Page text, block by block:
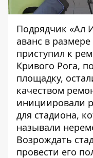
Подрядчик «Ал
аванс в
приступил к
Кривого Рога,
площадку,
качеством
инициировали
для стадиона,
называли
Возрождать
провести его